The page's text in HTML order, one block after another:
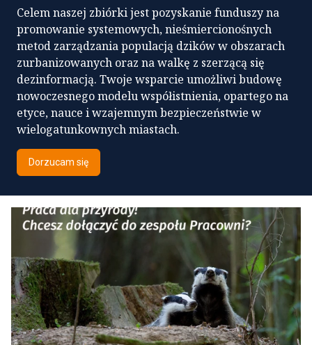
Celem naszej zbiórki jest pozyskanie funduszy na
promowanie systemowych, nieśmiercionośnych
metod zarządzania populacją dzików w obszarach
zurbanizowanych oraz na walkę z szerzącą się
dezinformacją. Twoje wsparcie umożliwi budowę
nowoczesnego modelu współistnienia, opartego na
etyce, nauce i wzajemnym bezpieczeństwie w
wielogatunkownych miastach.
Dorzucam się